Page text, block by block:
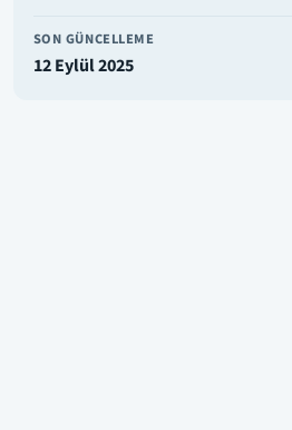
SON GÜNCELLEME
12 Eylül 2025